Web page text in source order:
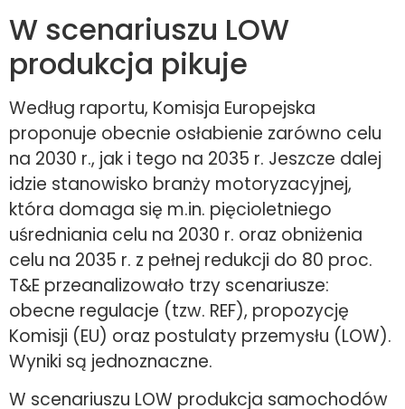
W scenariuszu LOW
produkcja pikuje
Według raportu, Komisja Europejska
proponuje obecnie osłabienie zarówno celu
na 2030 r., jak i tego na 2035 r. Jeszcze dalej
idzie stanowisko branży motoryzacyjnej,
która domaga się m.in. pięcioletniego
uśredniania celu na 2030 r. oraz obniżenia
celu na 2035 r. z pełnej redukcji do 80 proc.
T&E przeanalizowało trzy scenariusze:
obecne regulacje (tzw. REF), propozycję
Komisji (EU) oraz postulaty przemysłu (LOW).
Wyniki są jednoznaczne.
W scenariuszu LOW produkcja samochodów